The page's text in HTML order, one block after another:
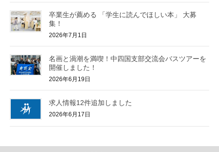
卒業生が薦める 「学生に読んでほしい本」 大募
集！
2026年7月1日
名画と渦潮を満喫！中四国支部交流会バスツアーを
開催しました！
2026年6月19日
求人情報12件追加しました
2026年6月17日